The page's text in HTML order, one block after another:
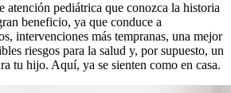
atención pediátrica que conozca la historia
beneficio, ya que conduce a
intervenciones más tempranas, una mejor
riesgos para la salud y, por supuesto, un
tu hijo. Aquí, ya se sienten como en casa.